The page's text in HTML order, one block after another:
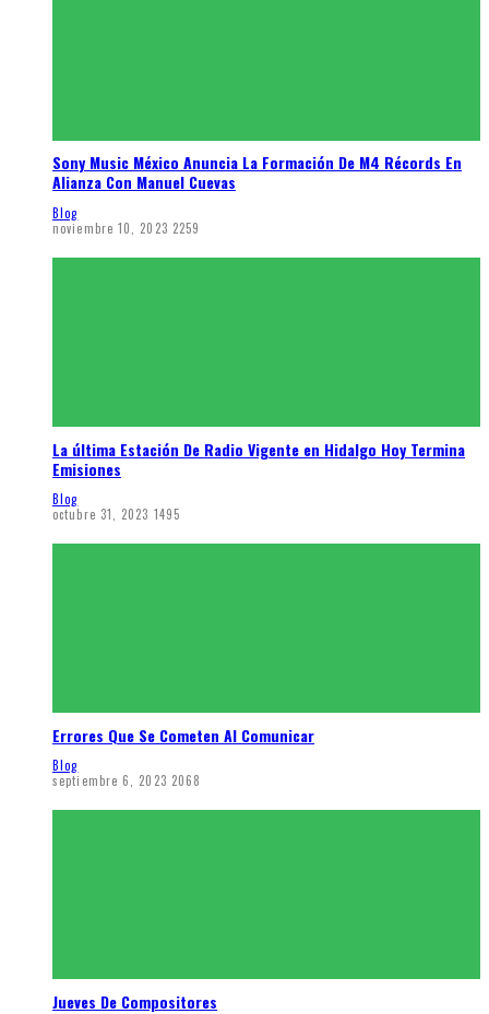
Sony Music México Anuncia La Formación De M4 Récords En
Alianza Con Manuel Cuevas
Blog
noviembre 10, 2023 2259
La última Estación De Radio Vigente en Hidalgo Hoy Termina
Emisiones
Blog
octubre 31, 2023 1495
Errores Que Se Cometen Al Comunicar
Blog
septiembre 6, 2023 2068
Jueves De Compositores